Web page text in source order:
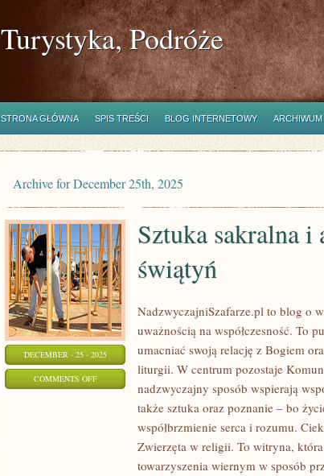
Turystyka, Podróże
STRONA GŁÓWNA SPIS TREŚCI BLOG INTERNETOWY ARCHIWUM
Archive for December 25th, 2025
DECEMBER - 25 - 2025
COMMENTS OFFON
Sztuka sakralna i
świątyń
NadzwyczajniSzafarze.pl to blog o
uważnością na współczesność. To
umacniać swoją relację z Bogiem
liturgii. W centrum pozostaje
nadzwyczajny sposób wspierają
także sztuka oraz poznanie – bo
współbrzmienie serca i rozumu.
Zwierzęta w religii. To witryna,
towarzyszenia wiernym w sposób